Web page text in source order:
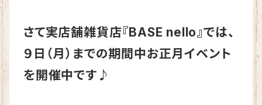
さて実店舗雑貨店『BASE nello』では、
９日（月）までの期間中お正月イベント
を開催中です♪